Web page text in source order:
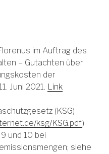
im Auftrag des
– Gutachten über
der
Juni 2021. Link
(KSG)
ksg/KSG.pdf)
und 10 bei
siehe